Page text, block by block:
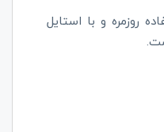
روزمره و با استایل